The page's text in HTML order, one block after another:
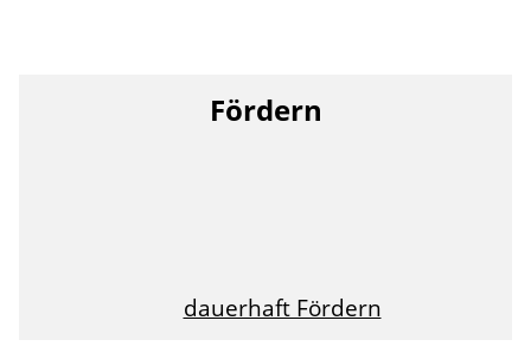
Fördern
dauerhaft Fördern